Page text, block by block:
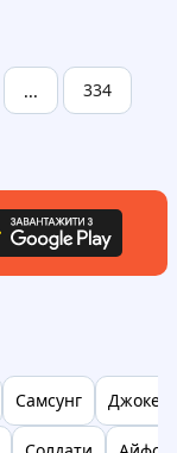
... 334
Самсунг Джокер